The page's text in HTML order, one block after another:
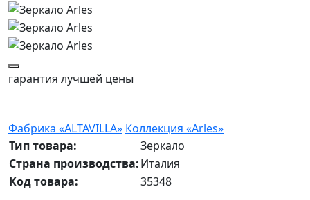
гарантия лучшей цены
Фабрика «ALTAVILLA» Коллекция «Arles»
Тип товара:
Зеркало
Страна производства:Италия
Код товара:
35348